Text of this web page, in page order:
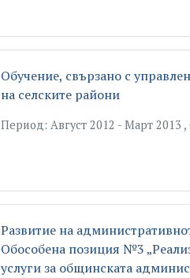
Обучение, свързано с
на селските райони
Период: Август 2012 - Март 2013
Развитие на
Обособена позиция №3
услуги за общинската